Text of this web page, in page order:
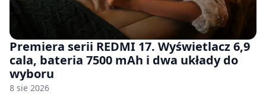
Premiera serii REDMI 17. Wyświetlacz 6,9
cala, bateria 7500 mAh i dwa układy do
wyboru
8 sie 2026